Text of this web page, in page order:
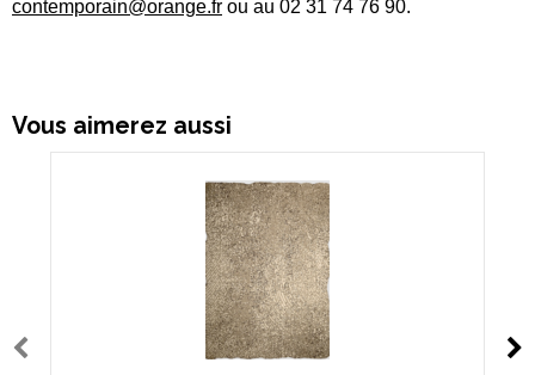
contemporain@orange.fr ou au 02 31 74 76 90.
Vous aimerez aussi